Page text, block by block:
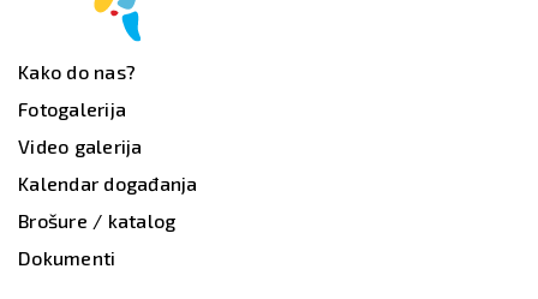
Kako do nas?
Fotogalerija
Video galerija
Kalendar događanja
Brošure / katalog
Dokumenti